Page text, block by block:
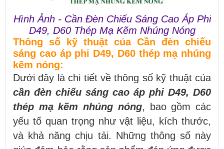
Hình Ảnh - Cần Đèn Chiếu Sáng Cao Áp Phi
D49, D60 Thép Mạ Kẽm Nhúng Nóng
Thông số kỹ thuật của Cần đèn chiếu
sáng cao áp phi D49, D60 thép mạ nhúng
kẽm nóng:
Dưới đây là chi tiết về thông số kỹ thuật của
cần đèn chiếu sáng cao áp phi D49, D60
thép mạ kẽm nhúng nóng, bao gồm các
yếu tố quan trọng như vật liệu, kích thước,
và khả năng chịu tải. Những thông số này